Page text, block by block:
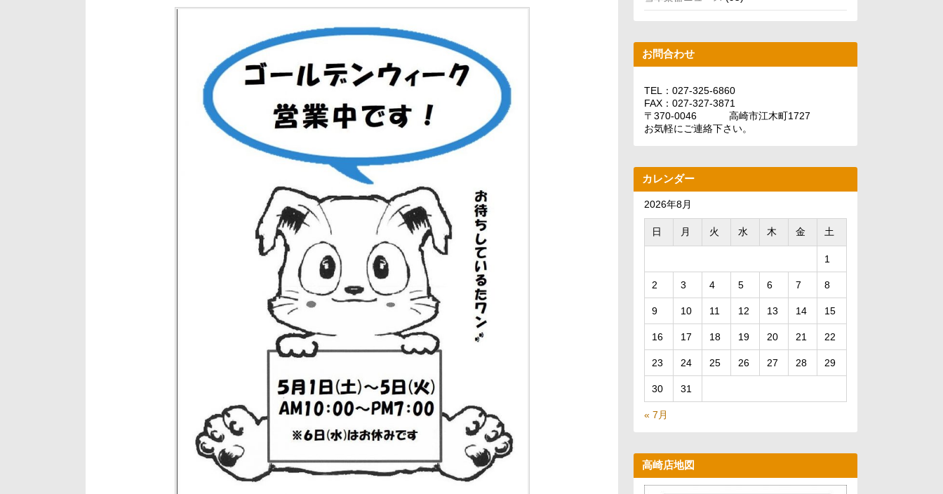
お問合わせ
TEL：027-325-6860
FAX：027-327-3871
〒370-0046 高崎市江木町1727
お気軽にご連絡下さい。
カレンダー
2026年8月
日 月 火 水 木 金 土
1
2 3 4 5 6 7 8
9 10 11 12 13 14 15
16 17 18 19 20 21 22
23 24 25 26 27 28 29
30 31
« 7月
高崎店地図